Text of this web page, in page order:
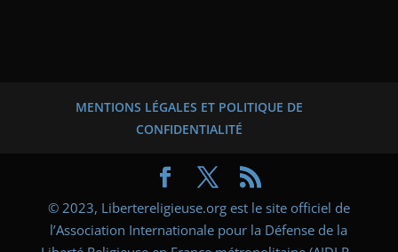
MENTIONS LÉGALES ET POLITIQUE DE
CONFIDENTIALITÉ
© 2023, Libertereligieuse.org est le site officiel de
l’Association Internationale pour la Défense de la